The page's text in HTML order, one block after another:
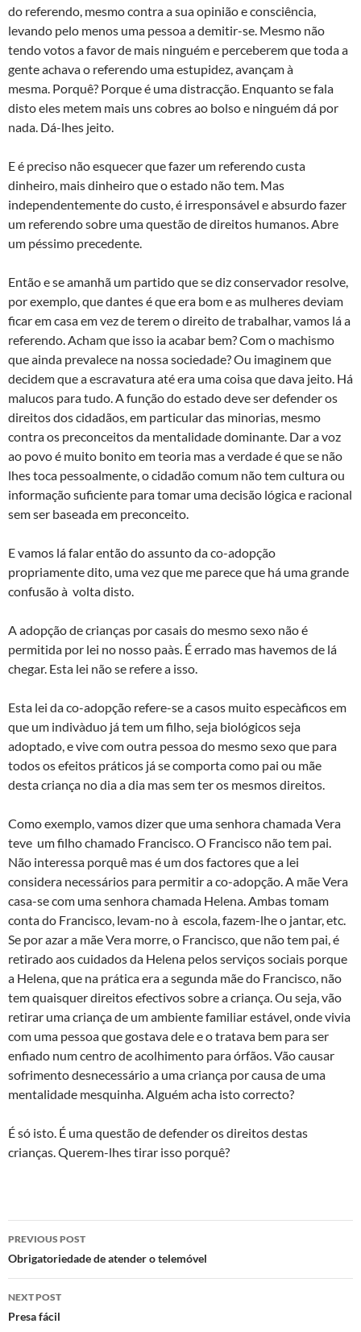
do referendo, mesmo contra a sua opinião e consciência,
levando pelo menos uma pessoa a demitir-se. Mesmo não
tendo votos a favor de mais ninguém e perceberem que toda a
gente achava o referendo uma estupidez, avançam à
mesma. Porquê? Porque é uma distracção. Enquanto se fala
disto eles metem mais uns cobres ao bolso e ninguém dá por
nada. Dá-lhes jeito.
E é preciso não esquecer que fazer um referendo custa
dinheiro, mais dinheiro que o estado não tem. Mas
independentemente do custo, é irresponsável e absurdo fazer
um referendo sobre uma questão de direitos humanos. Abre
um péssimo precedente.
Então e se amanhã um partido que se diz conservador resolve,
por exemplo, que dantes é que era bom e as mulheres deviam
ficar em casa em vez de terem o direito de trabalhar, vamos lá a
referendo. Acham que isso ia acabar bem? Com o machismo
que ainda prevalece na nossa sociedade? Ou imaginem que
decidem que a escravatura até era uma coisa que dava jeito. Há
malucos para tudo. A função do estado deve ser defender os
direitos dos cidadãos, em particular das minorias, mesmo
contra os preconceitos da mentalidade dominante. Dar a voz
ao povo é muito bonito em teoria mas a verdade é que se não
lhes toca pessoalmente, o cidadão comum não tem cultura ou
informação suficiente para tomar uma decisão lógica e racional
sem ser baseada em preconceito.
E vamos lá falar então do assunto da co-adopção
propriamente dito, uma vez que me parece que há uma grande
confusão à volta disto.
A adopção de crianças por casais do mesmo sexo não é
permitida por lei no nosso paà­s. É errado mas havemos de lá
chegar. Esta lei não se refere a isso.
Esta lei da co-adopção refere-se a casos muito especà­ficos em
que um indivà­duo já tem um filho, seja biológicos seja
adoptado, e vive com outra pessoa do mesmo sexo que para
todos os efeitos práticos já se comporta como pai ou mãe
desta criança no dia a dia mas sem ter os mesmos direitos.
Como exemplo, vamos dizer que uma senhora chamada Vera
teve um filho chamado Francisco. O Francisco não tem pai.
Não interessa porquê mas é um dos factores que a lei
considera necessários para permitir a co-adopção. A mãe Vera
casa-se com uma senhora chamada Helena. Ambas tomam
conta do Francisco, levam-no à escola, fazem-lhe o jantar, etc.
Se por azar a mãe Vera morre, o Francisco, que não tem pai, é
retirado aos cuidados da Helena pelos serviços sociais porque
a Helena, que na prática era a segunda mãe do Francisco, não
tem quaisquer direitos efectivos sobre a criança. Ou seja, vão
retirar uma criança de um ambiente familiar estável, onde vivia
com uma pessoa que gostava dele e o tratava bem para ser
enfiado num centro de acolhimento para órfãos. Vão causar
sofrimento desnecessário a uma criança por causa de uma
mentalidade mesquinha. Alguém acha isto correcto?
É só isto. É uma questão de defender os direitos destas
crianças. Querem-lhes tirar isso porquê?
Post
navigation
PREVIOUS POST
Obrigatoriedade de atender o telemóvel
NEXT POST
Presa fácil